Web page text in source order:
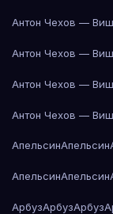
Антон Чехов —
Антон Чехов —
Антон Чехов —
Антон Чехов —
АпельсинАпельсин
АпельсинАпельсин
АрбузАрбузАрбуз